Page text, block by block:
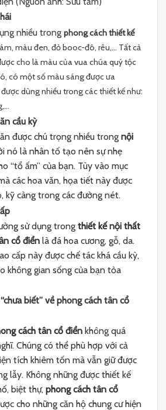
nhiều trong phong cách thiết kế
màu đen, đỏ booc-đô, rêu,… Tất cả
cho là màu của vua chúa quý tộc
có một số màu sáng được ưa
dùng nhiều trong các thiết kế như:
cầu kỳ
được chú trọng nhiều trong nội
nó là nhân tố tạo nên sự nhẹ
“tổ ấm” của bạn. Tùy vào mục
các hoa văn, họa tiết này được
kỹ càng trong các đường nét.
sử dụng trong thiết kế nội thất
cổ điển là đá hoa cương, gỗ, da.
cấp này được chế tác khá cầu kỳ,
không gian sống của bạn tỏa
biết” về phong cách tân cổ
cách tân cổ điển không quá
Chúng có thể phù hợp với cả
tích khiêm tốn mà vẫn giữ được
lẫy. Không những được thiết kế
biệt thự, phong cách tân cổ
cho những căn hộ chung cư hiện